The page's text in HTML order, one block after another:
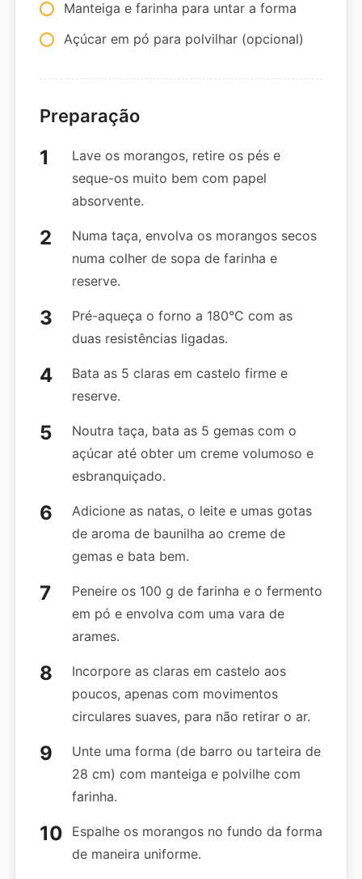
Manteiga e farinha para untar a forma
Açúcar em pó para polvilhar (opcional)
Preparação
Lave os morangos, retire os pés e
seque-os muito bem com papel
absorvente.
Numa taça, envolva os morangos secos
numa colher de sopa de farinha e
reserve.
Pré-aqueça o forno a 180°C com as
duas resistências ligadas.
Bata as 5 claras em castelo firme e
reserve.
Noutra taça, bata as 5 gemas com o
açúcar até obter um creme volumoso e
esbranquiçado.
Adicione as natas, o leite e umas gotas
de aroma de baunilha ao creme de
gemas e bata bem.
Peneire os 100 g de farinha e o fermento
em pó e envolva com uma vara de
arames.
Incorpore as claras em castelo aos
poucos, apenas com movimentos
circulares suaves, para não retirar o ar.
Unte uma forma (de barro ou tarteira de
28 cm) com manteiga e polvilhe com
farinha.
Espalhe os morangos no fundo da forma
de maneira uniforme.